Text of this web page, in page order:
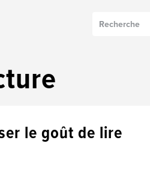
le goût de lire